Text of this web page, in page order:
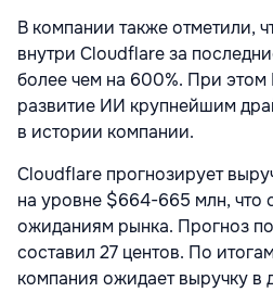
В компании также отметили,
внутри Cloudflare за
более чем на 600%. При этом
развитие ИИ крупнейшим
в истории компании.
Cloudflare прогнозирует
на уровне $664-665 млн, что
ожиданиям рынка. Прогноз
составил 27 центов. По
компания ожидает выручку в